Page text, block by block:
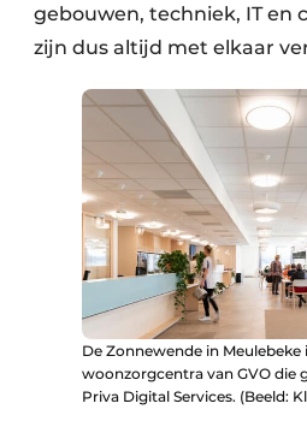
gebouwen, techniek, IT en
zijn dus altijd met elkaar
De Zonnewende in Meulebeke
woonzorgcentra van GVO die
Priva Digital Services. (Beeld: